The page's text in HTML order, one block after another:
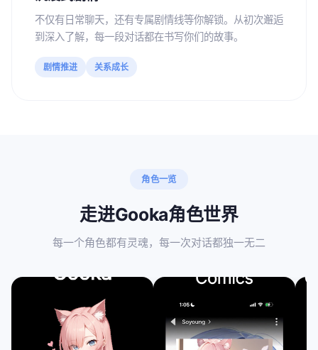
不仅有日常聊天，还有专属剧情线等你解锁。从初次邂逅
到深入了解，每一段对话都在书写你们的故事。
剧情推进 关系成长
角色一览
走进Gooka角色世界
每一个角色都有灵魂，每一次对话都独一无二